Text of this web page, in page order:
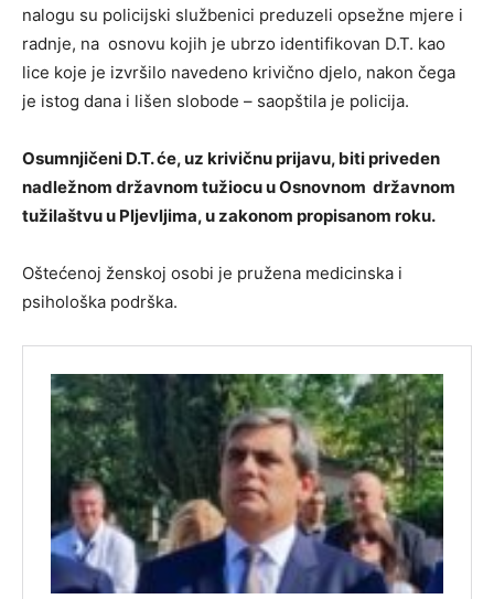
nalogu su policijski službenici preduzeli opsežne mjere i
radnje, na osnovu kojih je ubrzo identifikovan D.T. kao
lice koje je izvršilo navedeno krivično djelo, nakon čega
je istog dana i lišen slobode – saopštila je policija.
Osumnjičeni D.T. će, uz krivičnu prijavu, biti priveden
nadležnom državnom tužiocu u Osnovnom državnom
tužilaštvu u Pljevljima, u zakonom propisanom roku.
Oštećenoj ženskoj osobi je pružena medicinska i
psihološka podrška.